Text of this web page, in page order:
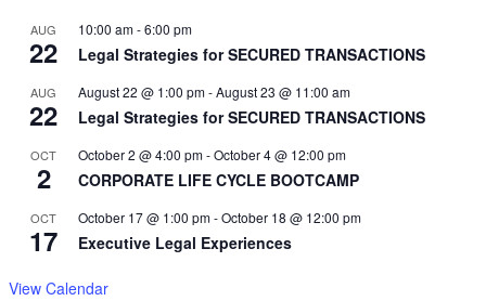
AUG
22
10:00 am-6:00 pm
Legal Strategies for SECURED TRANSACTIONS
AUG
22
August 22 @ 1:00 pm-August 23 @ 11:00 am
Legal Strategies for SECURED TRANSACTIONS
OCT
2
October 2 @ 4:00 pm-October 4 @ 12:00 pm
CORPORATE LIFE CYCLE BOOTCAMP
OCT
17
October 17 @ 1:00 pm-October 18 @ 12:00 pm
Executive Legal Experiences
View Calendar